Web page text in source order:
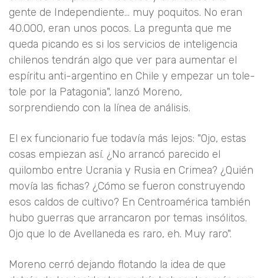
gente de Independiente... muy poquitos. No eran
40.000, eran unos pocos. La pregunta que me
queda picando es si los servicios de inteligencia
chilenos tendrán algo que ver para aumentar el
espíritu anti-argentino en Chile y empezar un tole-
tole por la Patagonia", lanzó Moreno,
sorprendiendo con la línea de análisis.
El ex funcionario fue todavía más lejos: "Ojo, estas
cosas empiezan así. ¿No arrancó parecido el
quilombo entre Ucrania y Rusia en Crimea? ¿Quién
movía las fichas? ¿Cómo se fueron construyendo
esos caldos de cultivo? En Centroamérica también
hubo guerras que arrancaron por temas insólitos.
Ojo que lo de Avellaneda es raro, eh. Muy raro".
Moreno cerró dejando flotando la idea de que